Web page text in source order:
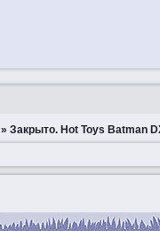
»Закрытo. Hot Toys Batman